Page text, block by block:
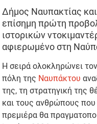
Δήμος Ναυπακτίας
επίσημη πρώτη
ιστορικών
αφιερωμένο στη
Η σειρά ολοκληρώνει
πόλη της Ναυπάκτου
της, τη στρατηγική της
και τους ανθρώπους
πρεμιέρα θα